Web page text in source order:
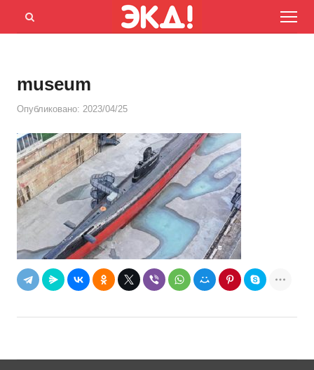
Menu
Открыть
museum
Опубликовано: 2023/04/25